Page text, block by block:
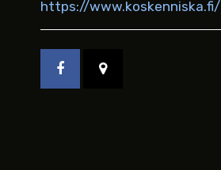
https://www.koskenniska.fi/